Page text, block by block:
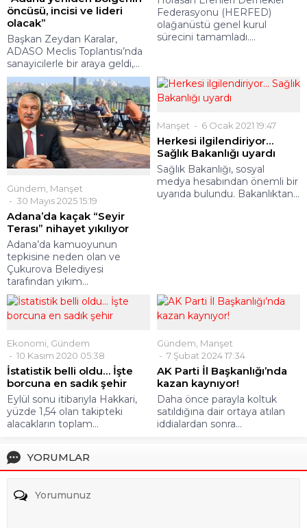
öncüsü, incisi ve lideri
olacak”
Başkan Zeydan Karalar,
ADASO Meclis Toplantısı’nda
sanayicilerle bir araya geldi,...
Federasyonu (HERFED)
olağanüstü genel kurul
sürecini tamamladı....
Gündem, Manşet
30 Mayıs 2025 15:19
Adana’da kaçak “Seyir
Terası” nihayet yıkılıyor
Adana’da kamuoyunun
tepkisine neden olan ve
Çukurova Belediyesi
tarafından yıkım...
Manşet 6 Ocak 2021 19:47
Herkesi ilgilendiriyor…
Sağlık Bakanlığı uyardı
Sağlık Bakanlığı, sosyal
medya hesabından önemli bir
uyarıda bulundu. Bakanlıktan...
Ekonomi, Gündem
10 Kasım 2020 05:38
İstatistik belli oldu… İşte
borcuna en sadık şehir
Eylül sonu itibarıyla Hakkari,
yüzde 1,54 olan takipteki
alacakların toplam...
Gündem, Manşet
7 Şubat 2024 17:34
AK Parti İl Başkanlığı’nda
kazan kaynıyor!
Daha önce parayla koltuk
satıldığına dair ortaya atılan
iddialardan sonra...
YORUMLAR